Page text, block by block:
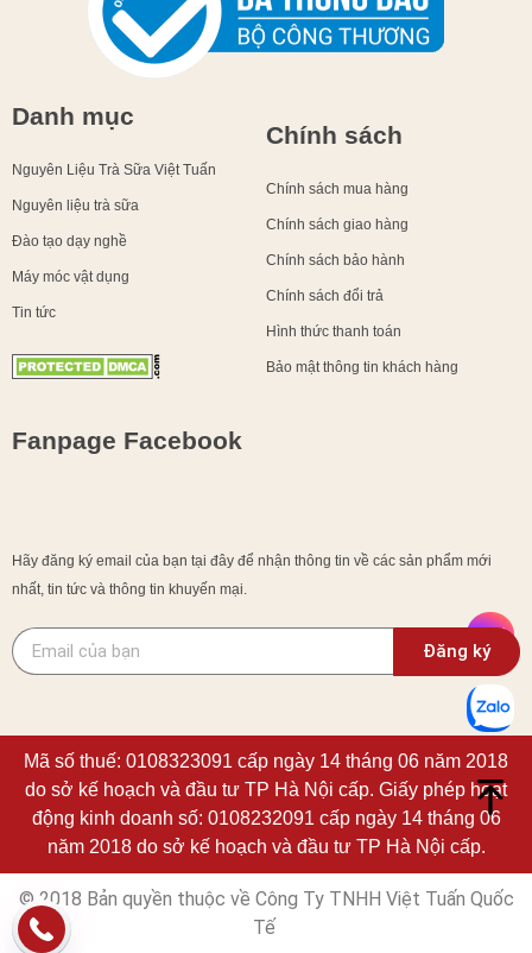
Danh mục
Nguyên Liệu Trà Sữa Việt Tuấn
Nguyên liệu trà sữa
Đào tạo dạy nghề
Máy móc vật dụng
Tin tức
Chính sách
Chính sách mua hàng
Chính sách giao hàng
Chính sách bảo hành
Chính sách đổi trả
Hình thức thanh toán
Bảo mật thông tin khách hàng
Fanpage Facebook
Hãy đăng ký email của bạn tại đây để nhận thông tin về các sản phẩm mới
nhất, tin tức và thông tin khuyến mại.
Đăng ký
Mã số thuế: 0108323091 cấp ngày 14 tháng 06 năm 2018
do sở kế hoạch và đầu tư TP Hà Nội cấp. Giấy phép hoạt
động kinh doanh số: 0108232091 cấp ngày 14 tháng 06
năm 2018 do sở kế hoạch và đầu tư TP Hà Nội cấp.
© 2018 Bản quyền thuộc về Công Ty TNHH Việt Tuấn Quốc
Tế